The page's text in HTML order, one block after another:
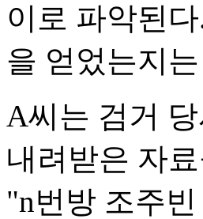
이로 파악된
을 얻었는지
A씨는 검거
내려받은 자
"n번방 조주